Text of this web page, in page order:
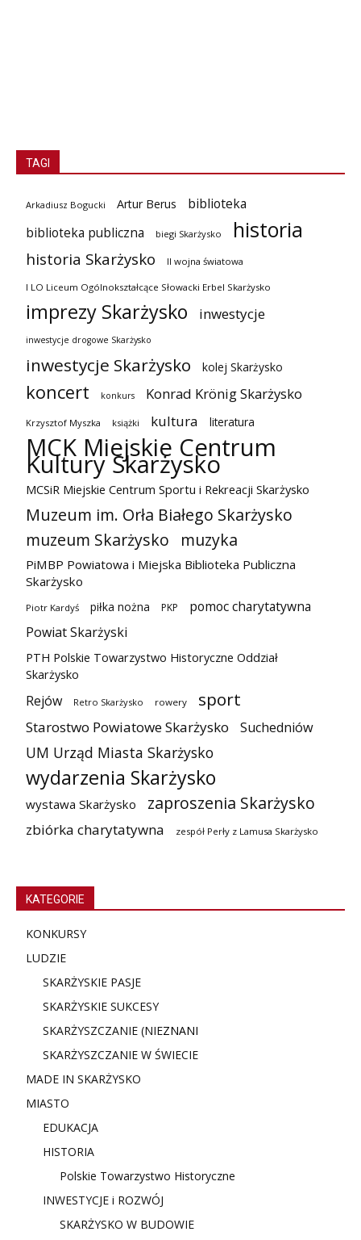
TAGI
Arkadiusz Bogucki Artur Berus
biblioteka
biblioteka publiczna
biegi Skarżysko historia
historia Skarżysko II wojna światowa
I LO Liceum Ogólnokształcące Słowacki Erbel Skarżysko
imprezy Skarżysko inwestycje
inwestycje drogowe Skarżysko
inwestycje Skarżysko kolej Skarżysko
koncert konkurs Konrad Krönig Skarżysko
Krzysztof Myszka książki kultura literatura
MCK Miejskie Centrum
Kultury Skarżysko
MCSiR Miejskie Centrum Sportu i Rekreacji Skarżysko
Muzeum im. Orła Białego Skarżysko
muzeum Skarżysko
muzyka
PiMBP Powiatowa i Miejska Biblioteka Publiczna
Skarżysko
Piotr Kardyś piłka nożna PKP
pomoc charytatywna
Powiat Skarżyski
PTH Polskie Towarzystwo Historyczne Oddział
Skarżysko
Rejów Retro Skarżysko rowery sport
Starostwo Powiatowe Skarżysko Suchedniów
UM Urząd Miasta Skarżysko
wydarzenia Skarżysko
wystawa Skarżysko zaproszenia Skarżysko
zbiórka charytatywna zespół Perły z Lamusa Skarżysko
KATEGORIE
KONKURSY
LUDZIE
SKARŻYSKIE PASJE
SKARŻYSKIE SUKCESY
SKARŻYSZCZANIE (NIEZNANI
SKARŻYSZCZANIE W ŚWIECIE
MADE IN SKARŻYSKO
MIASTO
EDUKACJA
HISTORIA
Polskie Towarzystwo Historyczne
INWESTYCJE i ROZWÓJ
SKARŻYSKO W BUDOWIE